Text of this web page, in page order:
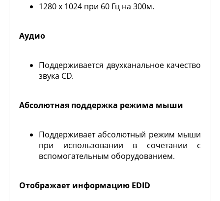
1280 x 1024 при 60 Гц на 300м.
Аудио
Поддерживается двухканальное качество
звука CD.
Абсолютная поддержка режима мыши
Поддерживает абсолютный режим мыши
при использовании в сочетании с
вспомогательным оборудованием.
Отображает информацию EDID